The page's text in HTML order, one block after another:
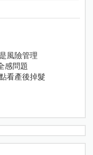
風險管理
感問題
看產後掉髮